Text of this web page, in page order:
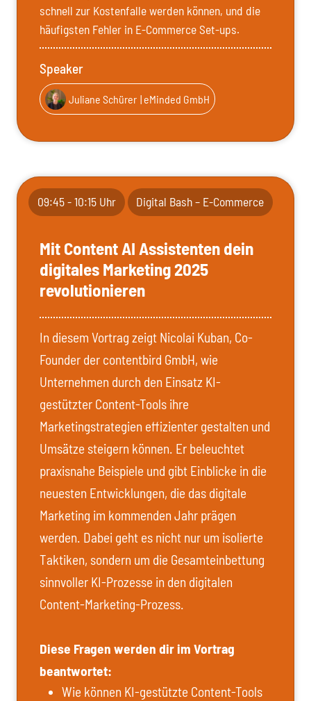
schnell zur Kostenfalle werden können, und die
häufigsten Fehler in E-Commerce Set-ups.
Speaker
Juliane Schürer | eMinded GmbH
09:45 - 10:15 Uhr Digital Bash – E-Commerce
Mit Content AI Assistenten dein
digitales Marketing 2025
revolutionieren
In diesem Vortrag zeigt Nicolai Kuban, Co-
Founder der contentbird GmbH, wie
Unternehmen durch den Einsatz KI-
gestützter Content-Tools ihre
Marketingstrategien effizienter gestalten und
Umsätze steigern können. Er beleuchtet
praxisnahe Beispiele und gibt Einblicke in die
neuesten Entwicklungen, die das digitale
Marketing im kommenden Jahr prägen
werden. Dabei geht es nicht nur um isolierte
Taktiken, sondern um die Gesamteinbettung
sinnvoller KI-Prozesse in den digitalen
Content-Marketing-Prozess.
Diese Fragen werden dir im Vortrag
beantwortet:
Wie können KI-gestützte Content-Tools